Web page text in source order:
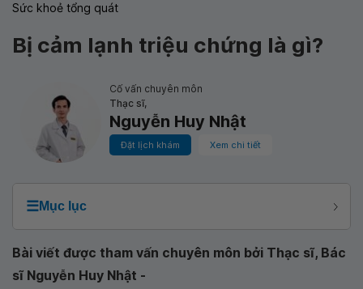
Sức khoẻ tổng quát
Bị cảm lạnh triệu chứng là gì?
Cố vấn chuyên môn
Thạc sĩ,
Nguyễn Huy Nhật
Đặt lịch khám Xem chi tiết
☰Mục lục
Bài viết được tham vấn chuyên môn bởi Thạc sĩ, Bác
sĩ Nguyễn Huy Nhật -